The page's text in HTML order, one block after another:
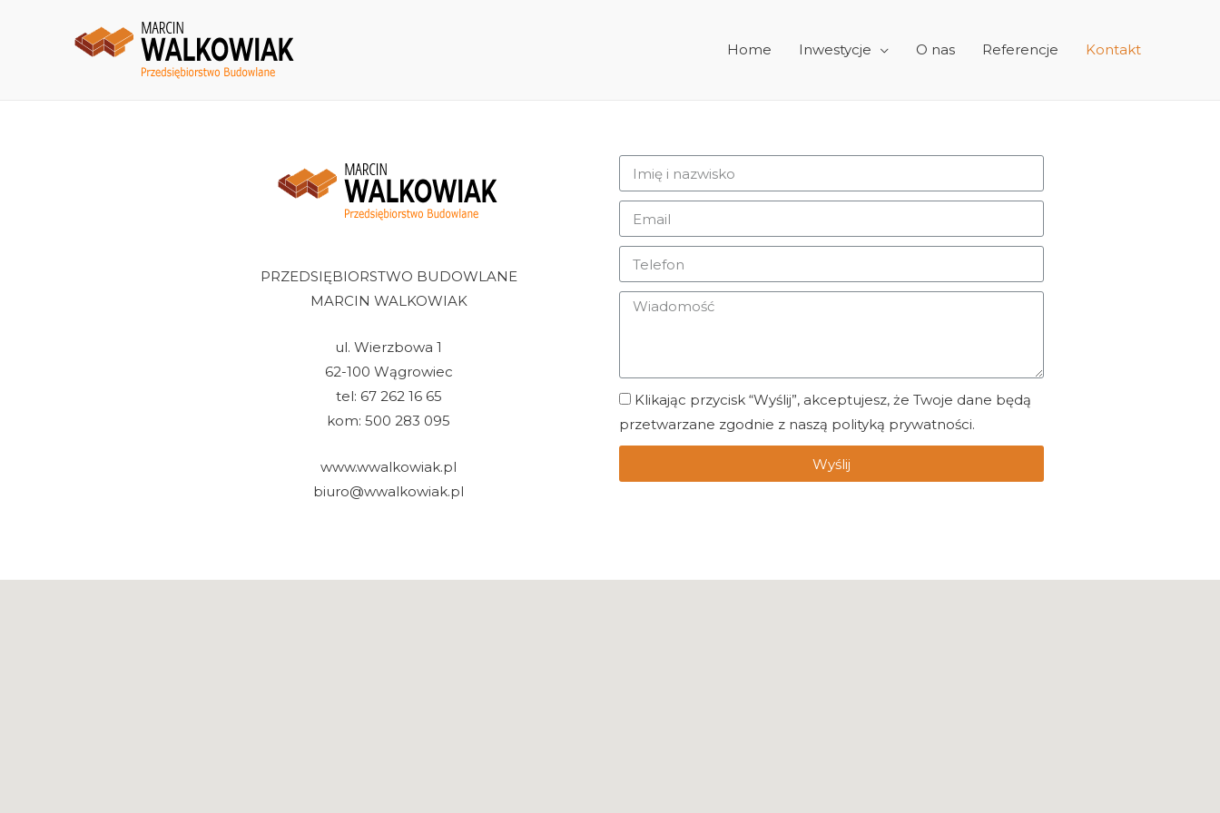
Home Inwestycje O nas Referencje Kontakt
PRZEDSIĘBIORSTWO BUDOWLANE
MARCIN WALKOWIAK
ul. Wierzbowa 1
62-100 Wągrowiec
tel: 67 262 16 65
kom: 500 283 095
www.wwalkowiak.pl
biuro@wwalkowiak.pl
Klikając przycisk “Wyślij”, akceptujesz, że Twoje dane będą
przetwarzane zgodnie z naszą polityką prywatności.
Wyślij